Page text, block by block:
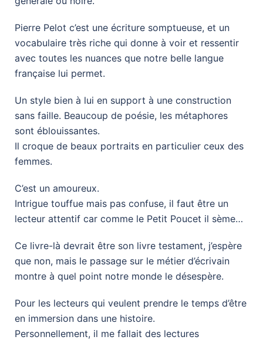
Pierre Pelot c’est une écriture somptueuse, et un
vocabulaire très riche qui donne à voir et ressentir
avec toutes les nuances que notre belle langue
française lui permet.
Un style bien à lui en support à une construction
sans faille. Beaucoup de poésie, les métaphores
sont éblouissantes.
Il croque de beaux portraits en particulier ceux des
femmes.
C’est un amoureux.
Intrigue touffue mais pas confuse, il faut être un
lecteur attentif car comme le Petit Poucet il sème…
Ce livre-là devrait être son livre testament, j’espère
que non, mais le passage sur le métier d’écrivain
montre à quel point notre monde le désespère.
Pour les lecteurs qui veulent prendre le temps d’être
en immersion dans une histoire.
Personnellement, il me fallait des lectures